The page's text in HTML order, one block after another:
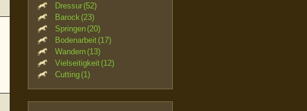
Dressur (52)
Barock (23)
Springen (20)
Bodenarbeit (17)
Wandern (13)
Vielseitigkeit (12)
Cutting (1)